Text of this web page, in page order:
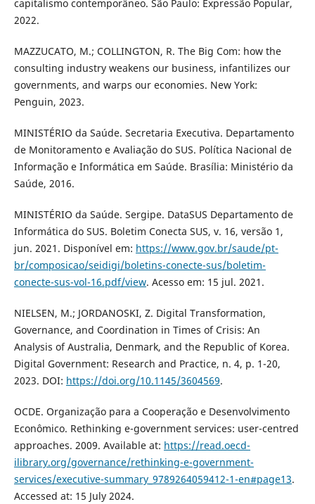
capitalismo contemporâneo. São Paulo: Expressão Popular,
2022.
MAZZUCATO, M.; COLLINGTON, R. The Big Com: how the
consulting industry weakens our business, infantilizes our
governments, and warps our economies. New York:
Penguin, 2023.
MINISTÉRIO da Saúde. Secretaria Executiva. Departamento
de Monitoramento e Avaliação do SUS. Política Nacional de
Informação e Informática em Saúde. Brasília: Ministério da
Saúde, 2016.
MINISTÉRIO da Saúde. Sergipe. DataSUS Departamento de
Informática do SUS. Boletim Conecta SUS, v. 16, versão 1,
jun. 2021. Disponível em: https://www.gov.br/saude/pt-
br/composicao/seidigi/boletins-conecte-sus/boletim-
conecte-sus-vol-16.pdf/view. Acesso em: 15 jul. 2021.
NIELSEN, M.; JORDANOSKI, Z. Digital Transformation,
Governance, and Coordination in Times of Crisis: An
Analysis of Australia, Denmark, and the Republic of Korea.
Digital Government: Research and Practice, n. 4, p. 1-20,
2023. DOI: https://doi.org/10.1145/3604569.
OCDE. Organização para a Cooperação e Desenvolvimento
Econômico. Rethinking e-government services: user-centred
approaches. 2009. Available at: https://read.oecd-
ilibrary.org/governance/rethinking-e-government-
services/executive-summary_9789264059412-1-en#page13.
Accessed at: 15 July 2024.